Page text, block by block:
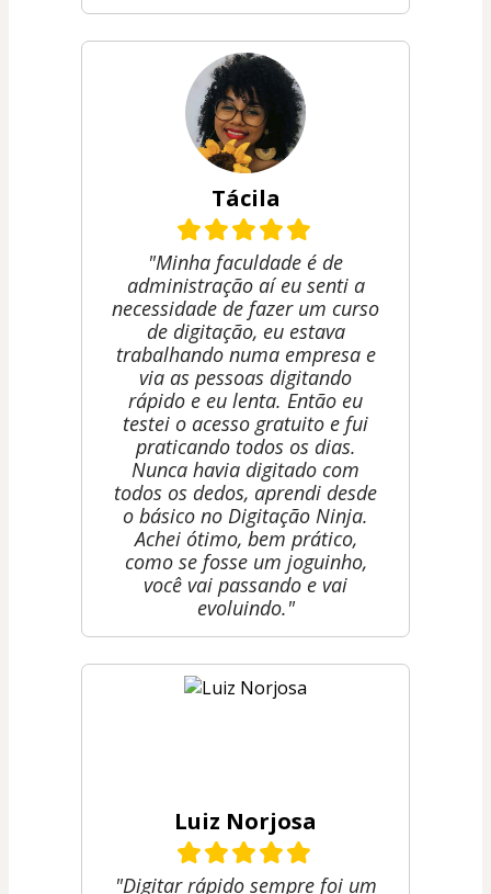
Tácila
"Minha faculdade é de
administração aí eu senti a
necessidade de fazer um curso
de digitação, eu estava
trabalhando numa empresa e
via as pessoas digitando
rápido e eu lenta. Então eu
testei o acesso gratuito e fui
praticando todos os dias.
Nunca havia digitado com
todos os dedos, aprendi desde
o básico no Digitação Ninja.
Achei ótimo, bem prático,
como se fosse um joguinho,
você vai passando e vai
evoluindo."
Luiz Norjosa
"Digitar rápido sempre foi um